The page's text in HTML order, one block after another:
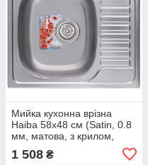
Мийка кухонна врізна
Haiba 58x48 см (Satin, 0.8
мм, матова, з крилом,
1 508 ₴